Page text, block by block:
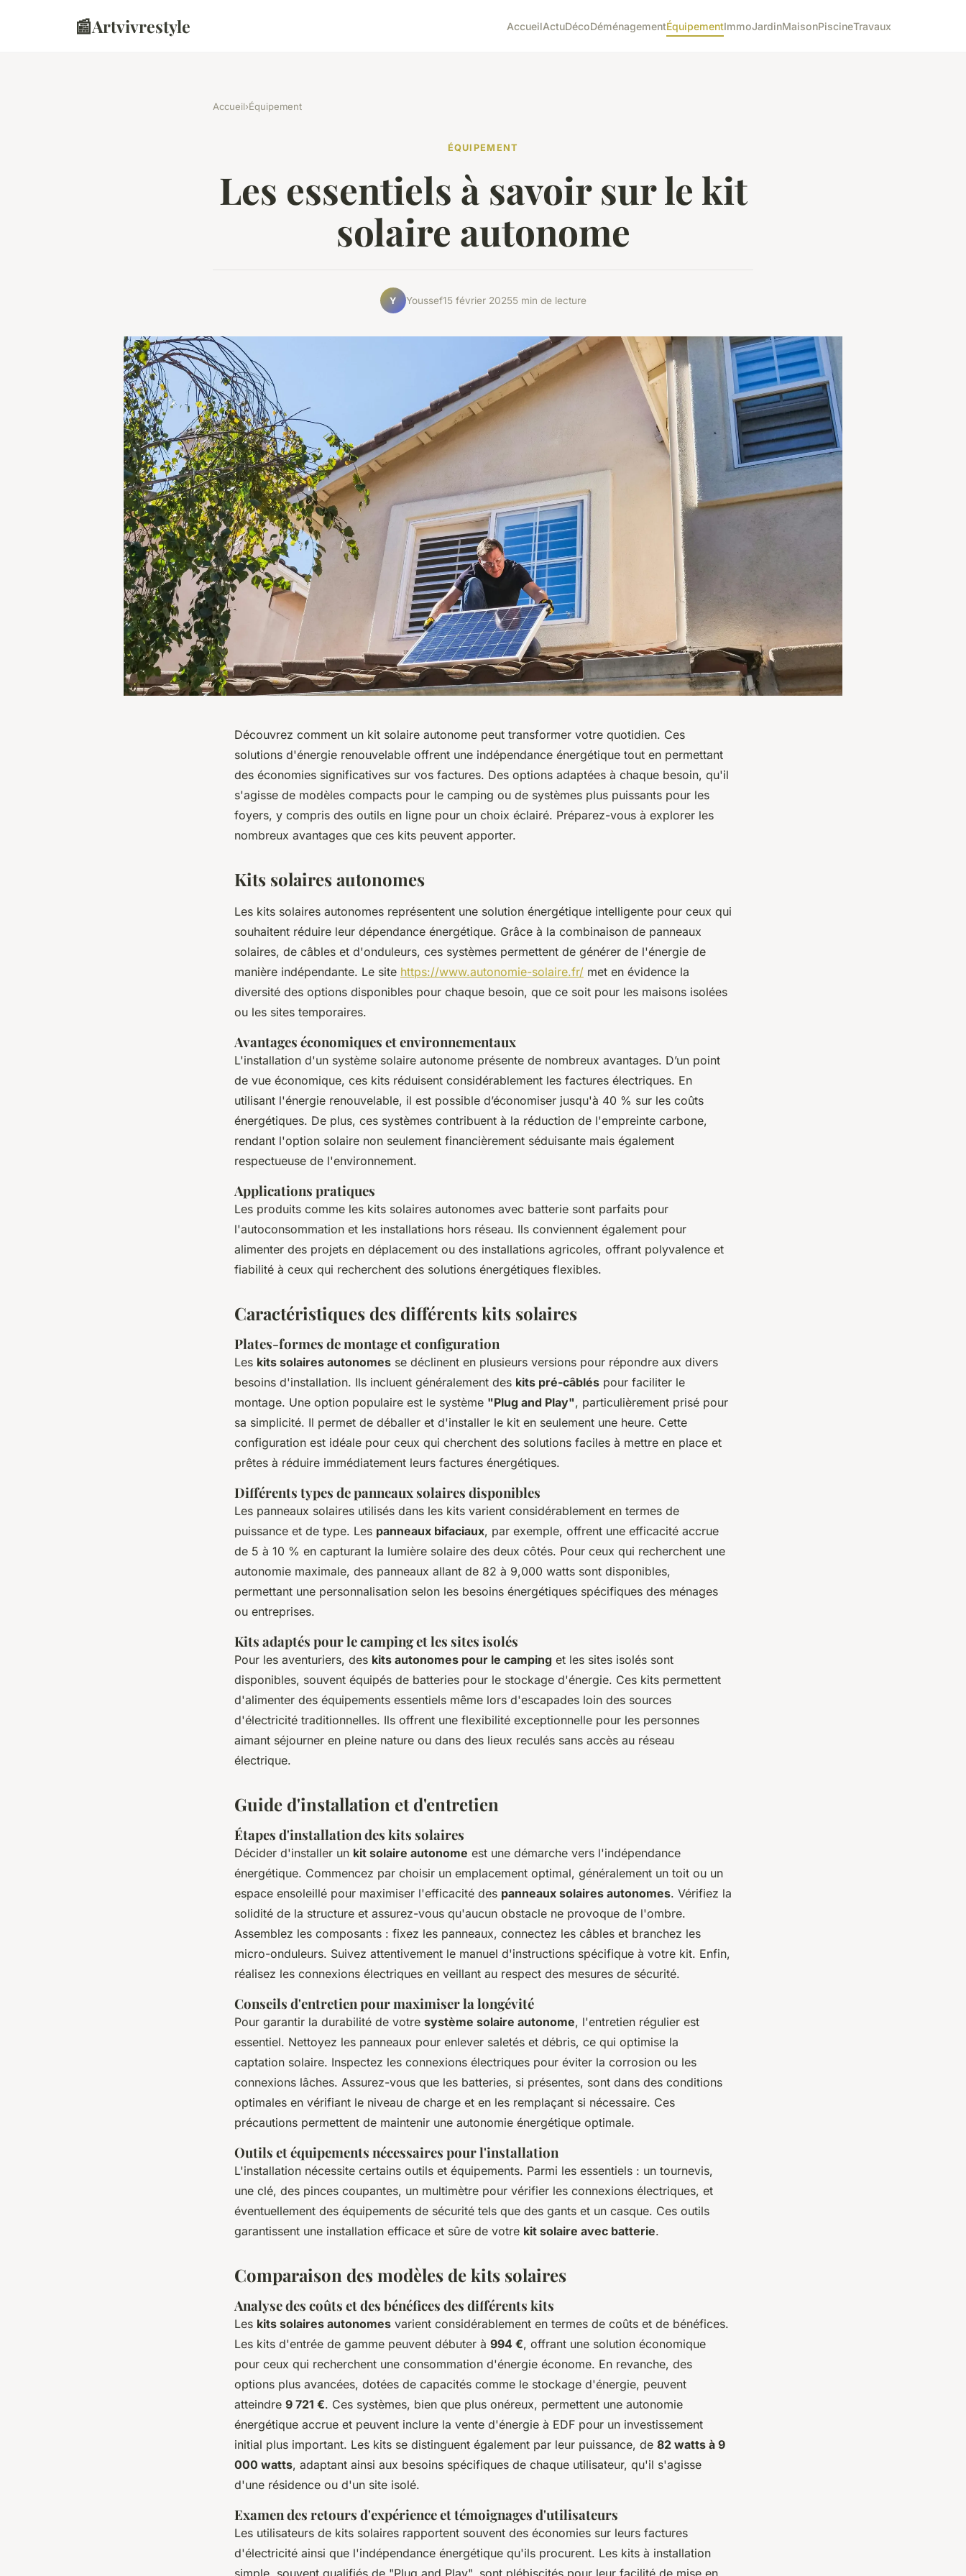
📰Artvivrestyle AccueilActuDécoDéménagementÉquipementImmoJardinMaisonPiscineTravaux
Accueil›Équipement
ÉQUIPEMENT
Les essentiels à savoir sur le kit
solaire autonome
Y Youssef15 février 20255 min de lecture
Découvrez comment un kit solaire autonome peut transformer votre quotidien. Ces
solutions d'énergie renouvelable offrent une indépendance énergétique tout en permettant
des économies significatives sur vos factures. Des options adaptées à chaque besoin, qu'il
s'agisse de modèles compacts pour le camping ou de systèmes plus puissants pour les
foyers, y compris des outils en ligne pour un choix éclairé. Préparez-vous à explorer les
nombreux avantages que ces kits peuvent apporter.
Kits solaires autonomes
Les kits solaires autonomes représentent une solution énergétique intelligente pour ceux qui
souhaitent réduire leur dépendance énergétique. Grâce à la combinaison de panneaux
solaires, de câbles et d'onduleurs, ces systèmes permettent de générer de l'énergie de
manière indépendante. Le site https://www.autonomie-solaire.fr/ met en évidence la
diversité des options disponibles pour chaque besoin, que ce soit pour les maisons isolées
ou les sites temporaires.
Avantages économiques et environnementaux
L'installation d'un système solaire autonome présente de nombreux avantages. D’un point
de vue économique, ces kits réduisent considérablement les factures électriques. En
utilisant l'énergie renouvelable, il est possible d’économiser jusqu'à 40 % sur les coûts
énergétiques. De plus, ces systèmes contribuent à la réduction de l'empreinte carbone,
rendant l'option solaire non seulement financièrement séduisante mais également
respectueuse de l'environnement.
Applications pratiques
Les produits comme les kits solaires autonomes avec batterie sont parfaits pour
l'autoconsommation et les installations hors réseau. Ils conviennent également pour
alimenter des projets en déplacement ou des installations agricoles, offrant polyvalence et
fiabilité à ceux qui recherchent des solutions énergétiques flexibles.
Caractéristiques des différents kits solaires
Plates-formes de montage et configuration
Les kits solaires autonomes se déclinent en plusieurs versions pour répondre aux divers
besoins d'installation. Ils incluent généralement des kits pré-câblés pour faciliter le
montage. Une option populaire est le système "Plug and Play", particulièrement prisé pour
sa simplicité. Il permet de déballer et d'installer le kit en seulement une heure. Cette
configuration est idéale pour ceux qui cherchent des solutions faciles à mettre en place et
prêtes à réduire immédiatement leurs factures énergétiques.
Différents types de panneaux solaires disponibles
Les panneaux solaires utilisés dans les kits varient considérablement en termes de
puissance et de type. Les panneaux bifaciaux, par exemple, offrent une efficacité accrue
de 5 à 10 % en capturant la lumière solaire des deux côtés. Pour ceux qui recherchent une
autonomie maximale, des panneaux allant de 82 à 9,000 watts sont disponibles,
permettant une personnalisation selon les besoins énergétiques spécifiques des ménages
ou entreprises.
Kits adaptés pour le camping et les sites isolés
Pour les aventuriers, des kits autonomes pour le camping et les sites isolés sont
disponibles, souvent équipés de batteries pour le stockage d'énergie. Ces kits permettent
d'alimenter des équipements essentiels même lors d'escapades loin des sources
d'électricité traditionnelles. Ils offrent une flexibilité exceptionnelle pour les personnes
aimant séjourner en pleine nature ou dans des lieux reculés sans accès au réseau
électrique.
Guide d'installation et d'entretien
Étapes d'installation des kits solaires
Décider d'installer un kit solaire autonome est une démarche vers l'indépendance
énergétique. Commencez par choisir un emplacement optimal, généralement un toit ou un
espace ensoleillé pour maximiser l'efficacité des panneaux solaires autonomes. Vérifiez la
solidité de la structure et assurez-vous qu'aucun obstacle ne provoque de l'ombre.
Assemblez les composants : fixez les panneaux, connectez les câbles et branchez les
micro-onduleurs. Suivez attentivement le manuel d'instructions spécifique à votre kit. Enfin,
réalisez les connexions électriques en veillant au respect des mesures de sécurité.
Conseils d'entretien pour maximiser la longévité
Pour garantir la durabilité de votre système solaire autonome, l'entretien régulier est
essentiel. Nettoyez les panneaux pour enlever saletés et débris, ce qui optimise la
captation solaire. Inspectez les connexions électriques pour éviter la corrosion ou les
connexions lâches. Assurez-vous que les batteries, si présentes, sont dans des conditions
optimales en vérifiant le niveau de charge et en les remplaçant si nécessaire. Ces
précautions permettent de maintenir une autonomie énergétique optimale.
Outils et équipements nécessaires pour l'installation
L'installation nécessite certains outils et équipements. Parmi les essentiels : un tournevis,
une clé, des pinces coupantes, un multimètre pour vérifier les connexions électriques, et
éventuellement des équipements de sécurité tels que des gants et un casque. Ces outils
garantissent une installation efficace et sûre de votre kit solaire avec batterie.
Comparaison des modèles de kits solaires
Analyse des coûts et des bénéfices des différents kits
Les kits solaires autonomes varient considérablement en termes de coûts et de bénéfices.
Les kits d'entrée de gamme peuvent débuter à 994 €, offrant une solution économique
pour ceux qui recherchent une consommation d'énergie économe. En revanche, des
options plus avancées, dotées de capacités comme le stockage d'énergie, peuvent
atteindre 9 721 €. Ces systèmes, bien que plus onéreux, permettent une autonomie
énergétique accrue et peuvent inclure la vente d'énergie à EDF pour un investissement
initial plus important. Les kits se distinguent également par leur puissance, de 82 watts à 9
000 watts, adaptant ainsi aux besoins spécifiques de chaque utilisateur, qu'il s'agisse
d'une résidence ou d'un site isolé.
Examen des retours d'expérience et témoignages d'utilisateurs
Les utilisateurs de kits solaires rapportent souvent des économies sur leurs factures
d'électricité ainsi que l'indépendance énergétique qu'ils procurent. Les kits à installation